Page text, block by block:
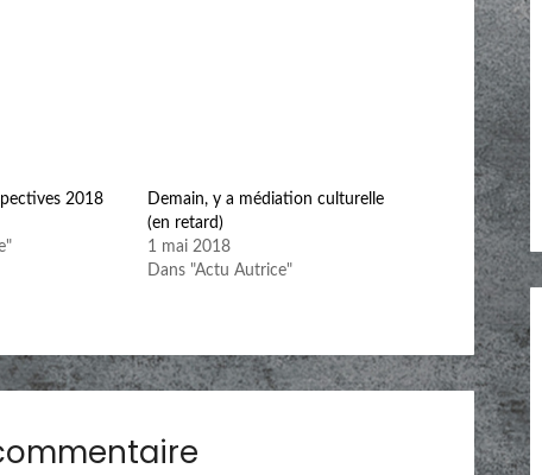
2018
Demain, y a médiation culturelle
(en retard)
1 mai 2018
Dans "Actu Autrice"